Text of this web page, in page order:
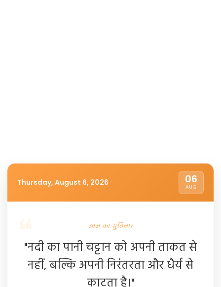
Thursday, August 6, 2026 06
AUG
आज का सुविचार
"नदी का पानी चट्टान को अपनी ताकत से
नहीं, बल्कि अपनी निरंतरता और धैर्य से